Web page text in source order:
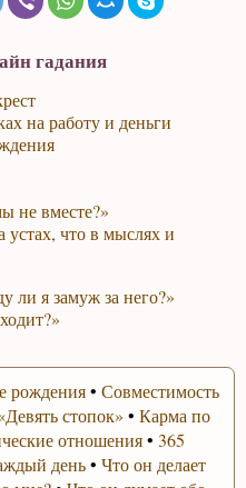
гадания
на работу и деньги
не вместе?»
устах, что в мыслях и
ли я замуж за него?»
рождения• Совместимость
стопок» • Карма по
отношения•365
день• Что он делает